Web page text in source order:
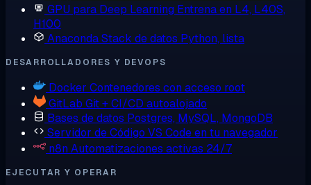
GPU para Deep Learning Entrena en L4, L40S,
H100
AnacondaStack de datos Python, lista
DESARROLLADORES Y DEVOPS
Docker Contenedores con acceso root
GitLab Git + CI/CD autoalojado
Bases de datos Postgres, MySQL, MongoDB
Servidor de Código VS Code en tu navegador
n8n Automatizaciones activas 24/7
EJECUTAR Y OPERAR